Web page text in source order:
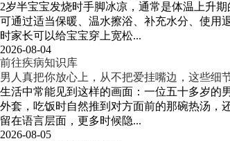
2岁半宝宝发烧时手脚冰凉，通常是体温上升
可通过适当保暖、温水擦浴、补充水分、使用
时家长可以给宝宝穿上宽松...
2026-08-04
前往疾病知识库
男人真把你放心上，从不把爱挂嘴边，这些细
生活中常能见到这样的画面：一位五十多岁的
外套，吃饭时自然推到对方面前的那碗热汤，
留在语言层面，更多时候隐...
2026-08-05